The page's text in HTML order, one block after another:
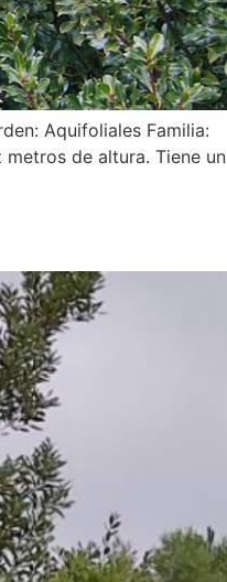
Aquifoliales Familia:
de altura. Tiene un